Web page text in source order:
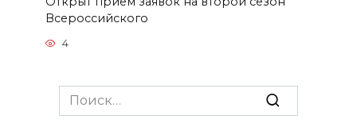
Всероссийского
4
Search
for: